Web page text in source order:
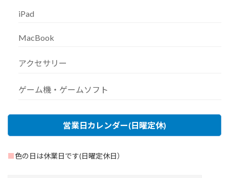
iPad
MacBook
アクセサリー
ゲーム機・ゲームソフト
営業日カレンダー(日曜定休)
■色の日は休業日です(日曜定休日）